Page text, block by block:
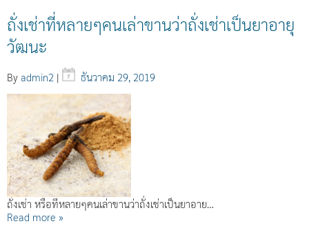
ถั่งเช่าที่หลายๆคนเล่าขานว่าถั่งเช่าเป็นยาอายุ
วัฒนะ
By admin2 | ธันวาคม 29, 2019
ถั่งเช่า หรือที่หลายๆคนเล่าขานว่าถั่งเช่าเป็นยาอาย…
Read more »